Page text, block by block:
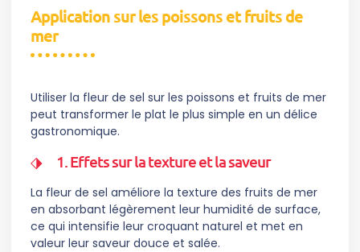
Application sur les poissons et fruits de
mer
Utiliser la fleur de sel sur les poissons et fruits de mer
peut transformer le plat le plus simple en un délice
gastronomique.
1. Effets sur la texture et la saveur
La fleur de sel améliore la texture des fruits de mer
en absorbant légèrement leur humidité de surface,
ce qui intensifie leur croquant naturel et met en
valeur leur saveur douce et salée.